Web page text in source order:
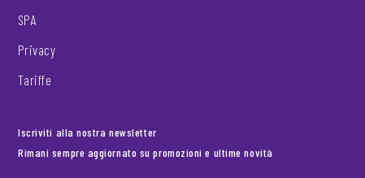
SPA
Privacy
Tariffe
Iscriviti alla nostra newsletter
Rimani sempre aggiornato su promozioni e ultime novità